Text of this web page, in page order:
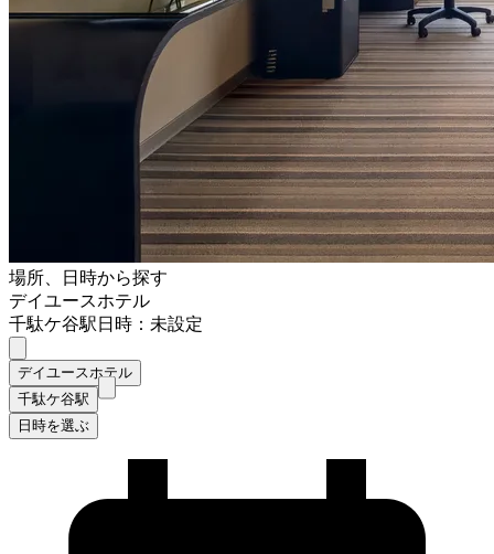
場所、日時から探す
デイユースホテル
千駄ケ谷駅日時：未設定
デイユースホテル
千駄ケ谷駅
日時を選ぶ